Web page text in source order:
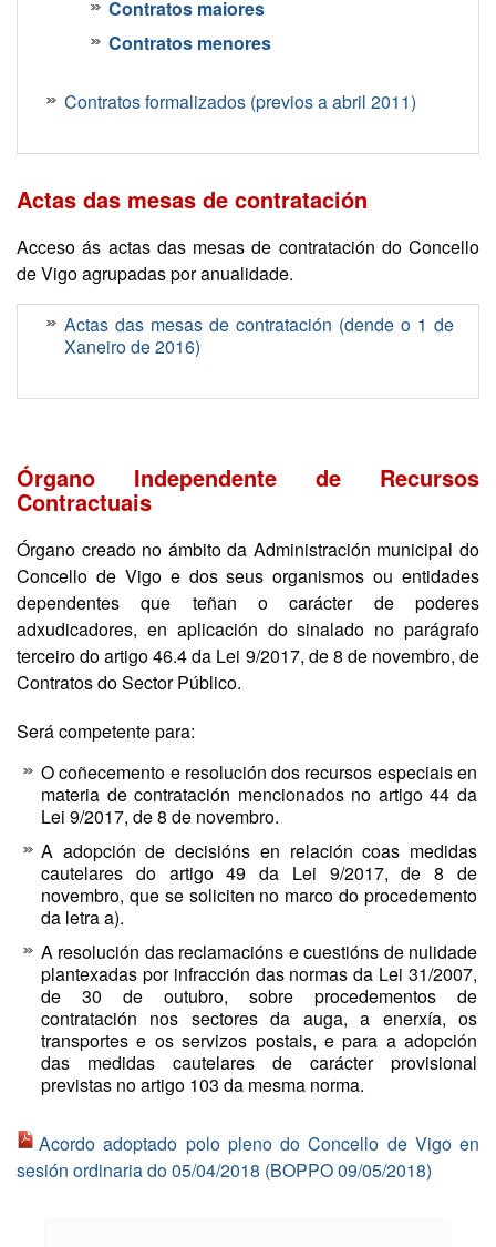
Contratos maiores
Contratos menores
Contratos formalizados (previos a abril 2011)
Actas das mesas de contratación
Acceso ás actas das mesas de contratación do Concello
de Vigo agrupadas por anualidade.
Actas das mesas de contratación (dende o 1 de
Xaneiro de 2016)
Órgano Independente de Recursos
Contractuais
Órgano creado no ámbito da Administración municipal do
Concello de Vigo e dos seus organismos ou entidades
dependentes que teñan o carácter de poderes
adxudicadores, en aplicación do sinalado no parágrafo
terceiro do artigo 46.4 da Lei 9/2017, de 8 de novembro, de
Contratos do Sector Público.
Será competente para:
O coñecemento e resolución dos recursos especiais en
materia de contratación mencionados no artigo 44 da
Lei 9/2017, de 8 de novembro.
A adopción de decisións en relación coas medidas
cautelares do artigo 49 da Lei 9/2017, de 8 de
novembro, que se soliciten no marco do procedemento
da letra a).
A resolución das reclamacións e cuestións de nulidade
plantexadas por infracción das normas da Lei 31/2007,
de 30 de outubro, sobre procedementos de
contratación nos sectores da auga, a enerxía, os
transportes e os servizos postais, e para a adopción
das medidas cautelares de carácter provisional
previstas no artigo 103 da mesma norma.
Acordo adoptado polo pleno do Concello de Vigo en
sesión ordinaria do 05/04/2018 (BOPPO 09/05/2018)